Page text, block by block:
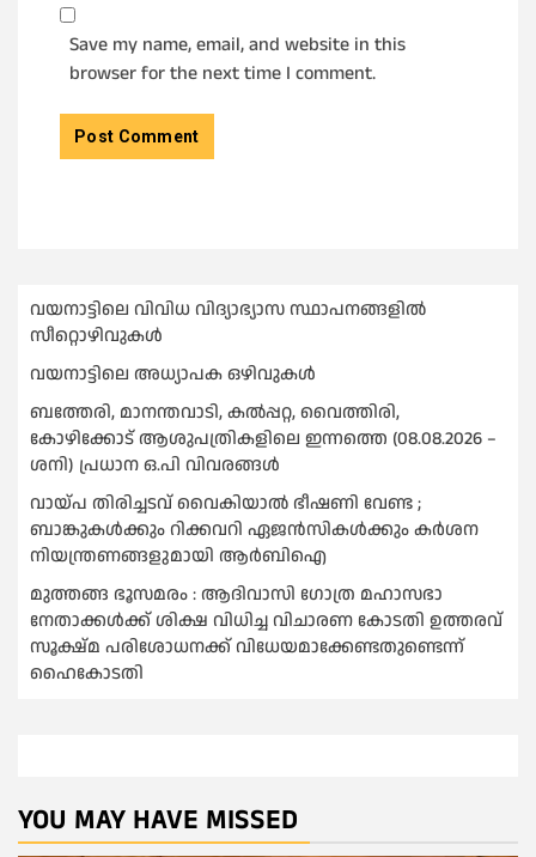
Save my name, email, and website in this
browser for the next time I comment.
വയനാട്ടിലെ വിവിധ വിദ്യാഭ്യാസ സ്ഥാപനങ്ങളിൽ
സീറ്റൊഴിവുകൾ
വയനാട്ടിലെ അധ്യാപക ഒഴിവുകൾ
ബത്തേരി, മാനന്തവാടി, കൽപ്പറ്റ, വൈത്തിരി,
കോഴിക്കോട് ആശുപത്രികളിലെ ഇന്നത്തെ (08.08.2026 –
ശനി) പ്രധാന ഒ.പി വിവരങ്ങൾ
വായ്പ തിരിച്ചടവ് വൈകിയാല്‍ ഭീഷണി വേണ്ട ;
ബാങ്കുകള്‍ക്കും റിക്കവറി ഏജൻസികള്‍ക്കും കര്‍ശന
നിയന്ത്രണങ്ങളുമായി ആര്‍ബിഐ
മുത്തങ്ങ ഭൂസമരം : ആദിവാസി ഗോത്ര മഹാസഭാ
നേതാക്കള്‍ക്ക് ശിക്ഷ വിധിച്ച വിചാരണ കോടതി ഉത്തരവ്
സൂക്ഷ്മ പരിശോധനക്ക് വിധേയമാക്കേണ്ടതുണ്ടെന്ന്
ഹൈകോടതി
YOU MAY HAVE MISSED